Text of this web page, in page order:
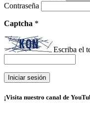
Contraseña
Captcha *
Escriba el
¡Visita nuestro canal de